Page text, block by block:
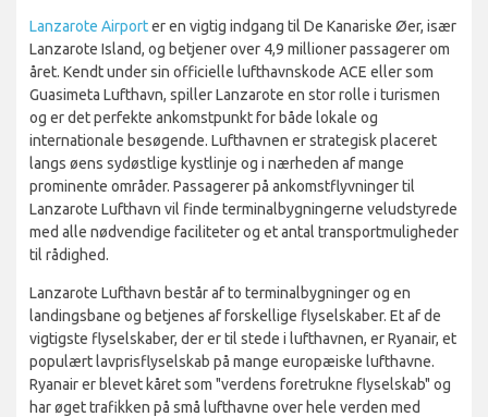
Lanzarote Airporter en vigtig indgang til De Kanariske Øer, især
Lanzarote Island, og betjener over 4,9 millioner passagerer om
året. Kendt under sin officielle lufthavnskode ACE eller som
Guasimeta Lufthavn, spiller Lanzarote en stor rolle i turismen
og er det perfekte ankomstpunkt for både lokale og
internationale besøgende. Lufthavnen er strategisk placeret
langs øens sydøstlige kystlinje og i nærheden af mange
prominente områder. Passagerer på ankomstflyvninger til
Lanzarote Lufthavn vil finde terminalbygningerne veludstyrede
med alle nødvendige faciliteter og et antal transportmuligheder
til rådighed.
Lanzarote Lufthavn består af to terminalbygninger og en
landingsbane og betjenes af forskellige flyselskaber. Et af de
vigtigste flyselskaber, der er til stede i lufthavnen, er Ryanair, et
populært lavprisflyselskab på mange europæiske lufthavne.
Ryanair er blevet kåret som "verdens foretrukne flyselskab" og
har øget trafikken på små lufthavne over hele verden med